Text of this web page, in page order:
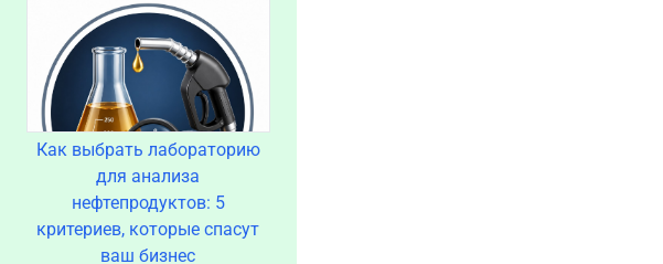
Как выбрать лабораторию
для анализа
нефтепродуктов: 5
критериев, которые спасут
ваш бизнес